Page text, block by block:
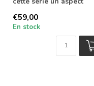
est ...
€59,00
En stock